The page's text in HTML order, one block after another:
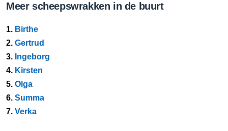
Meer scheepswrakken in de buurt
1. Birthe
2. Gertrud
3. Ingeborg
4. Kirsten
5. Olga
6. Summa
7. Verka